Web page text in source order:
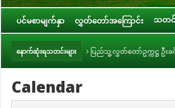
ပင်မစာမျက်နှာ လွှတ်တော်အကြောင်း သတင်း
နောက်ဆုံးရသတင်းများ
ပြည်သူ့လွှတ်တော်ဥက္ကဋ္ဌ ဦးခင်ရီ သတင်းမီဒီယာ
Calendar